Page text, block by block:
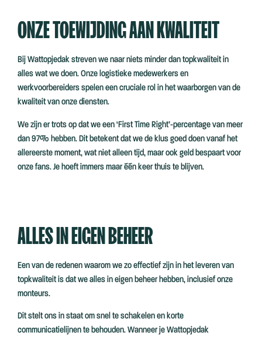
ONZE TOEWIJDING AAN KWALITEIT
Bij Wattopjedak streven we naar niets minder dan topkwaliteit in
alles wat we doen. Onze logistieke medewerkers en
werkvoorbereiders spelen een cruciale rol in het waarborgen van de
kwaliteit van onze diensten.
We zijn er trots op dat we een ‘First Time Right’-percentage van meer
dan 97% hebben. Dit betekent dat we de klus goed doen vanaf het
allereerste moment, wat niet alleen tijd, maar ook geld bespaart voor
onze fans. Je hoeft immers maar één keer thuis te blijven.
ALLES IN EIGEN BEHEER
Een van de redenen waarom we zo effectief zijn in het leveren van
topkwaliteit is dat we alles in eigen beheer hebben, inclusief onze
monteurs.
Dit stelt ons in staat om snel te schakelen en korte
communicatielijnen te behouden. Wanneer je Wattopjedak